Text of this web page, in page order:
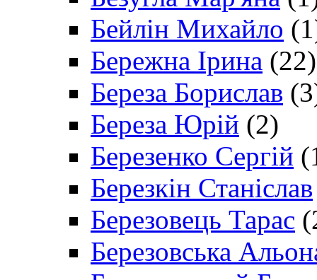
Бейлін Михайло
Бережна Ірина (22)
Береза Борислав
Береза Юрій (2)
Березенко Сергій
Березкін Станіслав
Березовець Тарас
Березовська